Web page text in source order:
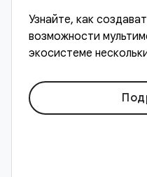
Узнайте, как
возможности
экосистеме